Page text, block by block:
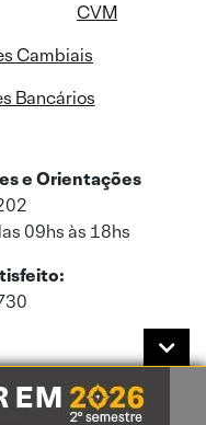
CVM
Cambiais
Bancários
e Orientações
09hs às 18hs
com a nossaPolítica de
Privacidade.